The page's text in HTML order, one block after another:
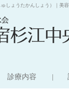
ゅしょうたかんしょう）｜
診療内容